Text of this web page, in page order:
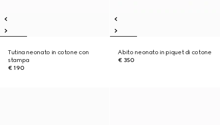
Tutina neonato in cotone con
stampa
€ 190
Abito neonato in piquet di cotone
€ 350